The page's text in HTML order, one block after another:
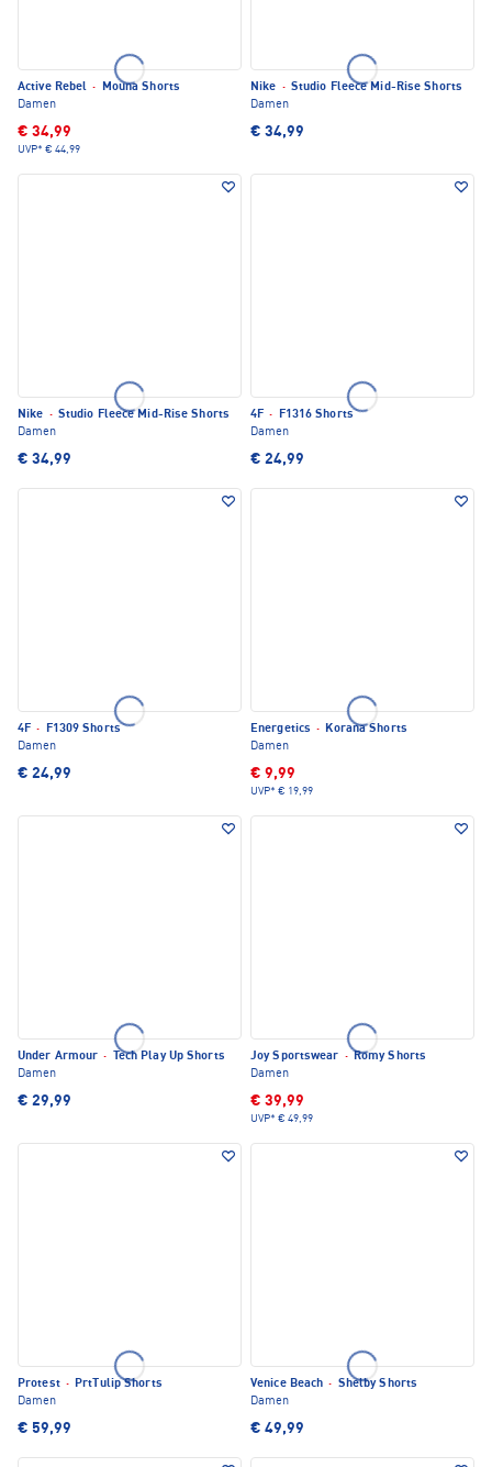
Active Rebel ·
Mouna Shorts
Damen
€ 34,99
UVP* € 44,99
Nike · Studio Fleece Mid-Rise Shorts
Damen
€ 34,99
Nike · Studio Fleece Mid-Rise Shorts
Damen
€ 34,99
4F ·
F1316 Shorts
Damen
€ 24,99
4F ·
F1309 Shorts
Damen
€ 24,99
Energetics · Korana Shorts
Damen
€ 9,99
UVP* € 19,99
Under Armour ·
Tech Play Up Shorts
Damen
€ 29,99
Joy Sportswear · Romy Shorts
Damen
€ 39,99
UVP* € 49,99
Protest · PrtTulip Shorts
Damen
€ 59,99
Venice Beach · Shelby Shorts
Damen
€ 49,99